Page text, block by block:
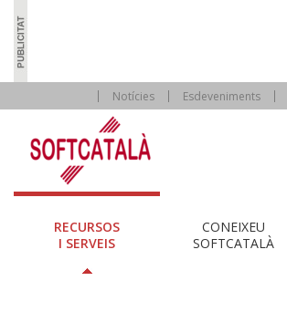
Notícies Esdeveniments
RECURSOS
I SERVEIS
CONEIXEU
SOFTCATALÀ